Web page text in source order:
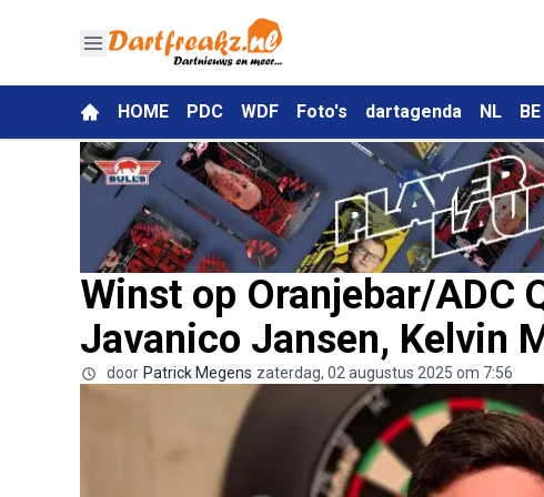
HOME PDC WDF Foto's dartagenda NL BE
Winst op Oranjebar/ADC
Javanico Jansen, Kelvin
door Patrick Megens zaterdag, 02 augustus 2025 om 7:56